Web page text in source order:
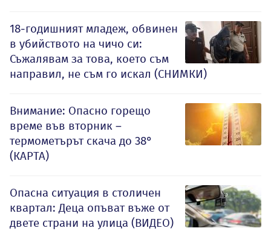
18-годишният младеж, обвинен
в убийството на чичо си:
Съжалявам за това, което съм
направил, не съм го искал (СНИМКИ)
Внимание: Опасно горещо
време във вторник –
термометърът скача до 38°
(КАРТА)
Опасна ситуация в столичен
квартал: Деца опъват въже от
двете страни на улица (ВИДЕО)